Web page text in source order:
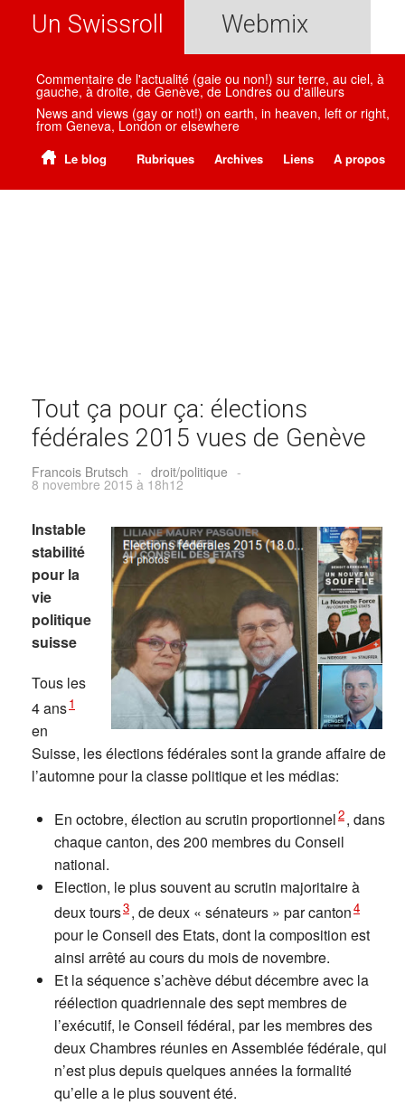
Un Swissroll Webmix
Commentaire de l'actualité (gaie ou non!) sur terre, au ciel, à
gauche, à droite, de Genève, de Londres ou d'ailleurs
News and views (gay or not!) on earth, in heaven, left or right,
from Geneva, London or elsewhere
Le blog Rubriques Archives Liens A propos
Tout ça pour ça: élections
fédérales 2015 vues de Genève
Francois Brutsch - droit/politique -
8 novembre 2015 à 18h12
Instable
stabilité
pour la
vie
politique
suisse
Tous les
4 ans1
en
Suisse, les élections fédérales sont la grande affaire de
l’automne pour la classe politique et les médias:
En octobre, élection au scrutin proportionnel2, dans
chaque canton, des 200 membres du Conseil
national.
Election, le plus souvent au scrutin majoritaire à
deux tours3, de deux « sénateurs » par canton4
pour le Conseil des Etats, dont la composition est
ainsi arrêté au cours du mois de novembre.
Et la séquence s’achève début décembre avec la
réélection quadriennale des sept membres de
l’exécutif, le Conseil fédéral, par les membres des
deux Chambres réunies en Assemblée fédérale, qui
n’est plus depuis quelques années la formalité
qu’elle a le plus souvent été.